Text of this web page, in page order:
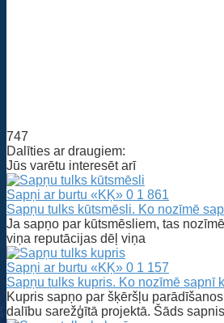
747
Dalīties ar draugiem:
Jūs varētu interesēt arī
Sapņi ar burtu «KĶ» 0 1 861
Sapņu tulks kūtsmēsli. Ko nozīmē
Ja sapņo par kūtsmēsliem, tas
viņa reputācijas dēļ viņa
Sapņi ar burtu «KĶ» 0 1 157
Sapņu tulks kupris. Ko nozīmē sapnī
Kupris sapņo par šķēršļu
dalību sarežģītā projektā. Šāds sapnis